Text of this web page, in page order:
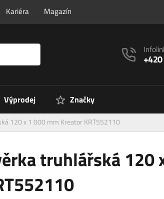
Kariéra Magazín
Výprodej Značky
120 x 1 000 mm Kreator KRT552110
truhlářská 120